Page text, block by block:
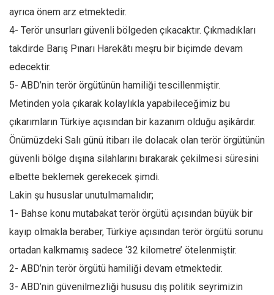
ayrıca önem arz etmektedir.
4- Terör unsurları güvenli bölgeden çıkacaktır. Çıkmadıkları
takdirde Barış Pınarı Harekâtı meşru bir biçimde devam
edecektir.
5- ABD’nin terör örgütünün hamiliği tescillenmiştir.
Metinden yola çıkarak kolaylıkla yapabileceğimiz bu
çıkarımların Türkiye açısından bir kazanım olduğu aşikârdır.
Önümüzdeki Salı günü itibarı ile dolacak olan terör örgütünün
güvenli bölge dışına silahlarını bırakarak çekilmesi süresini
elbette beklemek gerekecek şimdi.
Lakin şu hususlar unutulmamalıdır;
1- Bahse konu mutabakat terör örgütü açısından büyük bir
kayıp olmakla beraber, Türkiye açısından terör örgütü sorunu
ortadan kalkmamış sadece ‘32 kilometre’ ötelenmiştir.
2- ABD’nin terör örgütü hamiliği devam etmektedir.
3- ABD’nin güvenilmezliği hususu dış politik seyrimizin